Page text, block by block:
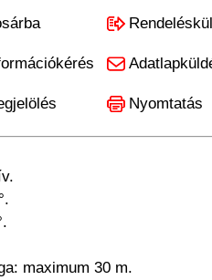
Nyomtatás
maximum 30 m.